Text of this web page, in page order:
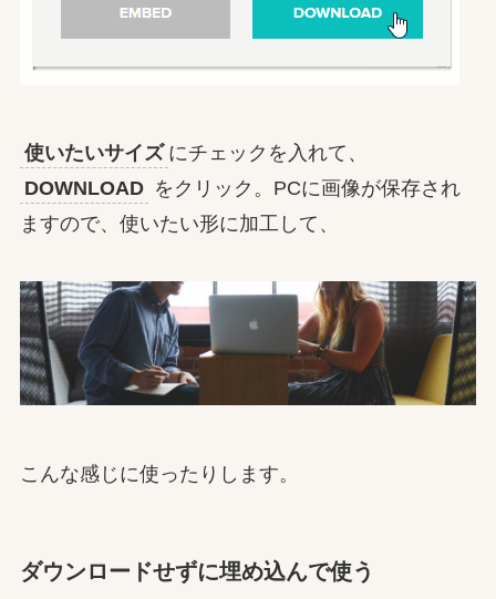
使いたいサイズ にチェックを入れて、
DOWNLOAD をクリック。PCに画像が保存され
ますので、使いたい形に加工して、
こんな感じに使ったりします。
ダウンロードせずに埋め込んで使う